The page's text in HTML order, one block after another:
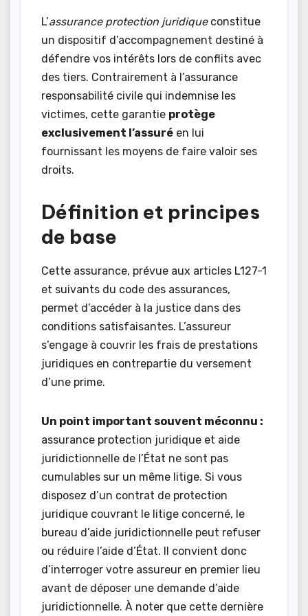
L’assurance protection juridiqueconstitue
un dispositif d’accompagnement destiné à
défendre vos intérêts lors de conflits avec
des tiers. Contrairement à l’assurance
responsabilité civile qui indemnise les
victimes, cette garantie protège
exclusivement l’assuré en lui
fournissant les moyens de faire valoir ses
droits.
Définition et principes
de base
Cette assurance, prévue aux articles L127-1
et suivants du code des assurances,
permet d’accéder à la justice dans des
conditions satisfaisantes. L’assureur
s’engage à couvrir les frais de prestations
juridiques en contrepartie du versement
d’une prime.
Un point important souvent méconnu :
assurance protection juridique et aide
juridictionnelle de l’État ne sont pas
cumulables sur un même litige. Si vous
disposez d’un contrat de protection
juridique couvrant le litige concerné, le
bureau d’aide juridictionnelle peut refuser
ou réduire l’aide d’État. Il convient donc
d’interroger votre assureur en premier lieu
avant de déposer une demande d’aide
juridictionnelle. À noter que cette dernière